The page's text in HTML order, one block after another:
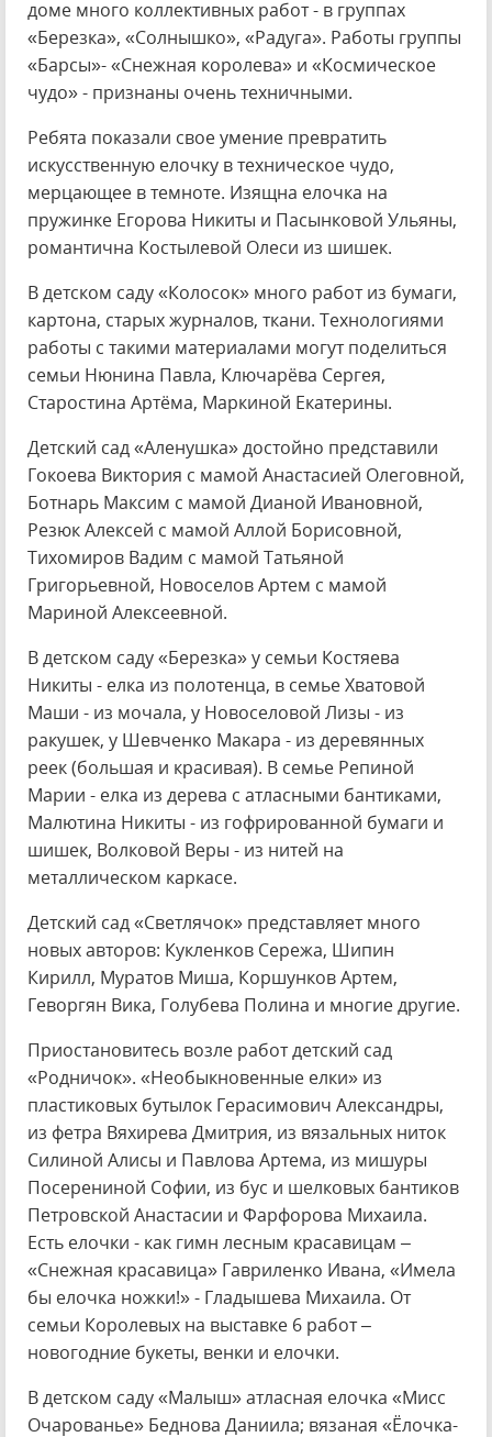
доме много коллективных работ - в группах
«Березка», «Солнышко», «Радуга». Работы группы
«Барсы»- «Снежная королева» и «Космическое
чудо» - признаны очень техничными.
Ребята показали свое умение превратить
искусственную елочку в техническое чудо,
мерцающее в темноте. Изящна елочка на
пружинке Егорова Никиты и Пасынковой Ульяны,
романтична Костылевой Олеси из шишек.
В детском саду «Колосок» много работ из бумаги,
картона, старых журналов, ткани. Технологиями
работы с такими материалами могут поделиться
семьи Нюнина Павла, Ключарёва Сергея,
Старостина Артёма, Маркиной Екатерины.
Детский сад «Аленушка» достойно представили
Гокоева Виктория с мамой Анастасией Олеговной,
Ботнарь Максим с мамой Дианой Ивановной,
Резюк Алексей с мамой Аллой Борисовной,
Тихомиров Вадим с мамой Татьяной
Григорьевной, Новоселов Артем с мамой
Мариной Алексеевной.
В детском саду «Березка» у семьи Костяева
Никиты - елка из полотенца, в семье Хватовой
Маши - из мочала, у Новоселовой Лизы - из
ракушек, у Шевченко Макара - из деревянных
реек (большая и красивая). В семье Репиной
Марии - елка из дерева с атласными бантиками,
Малютина Никиты - из гофрированной бумаги и
шишек, Волковой Веры - из нитей на
металлическом каркасе.
Детский сад «Светлячок» представляет много
новых авторов: Кукленков Сережа, Шипин
Кирилл, Муратов Миша, Коршунков Артем,
Геворгян Вика, Голубева Полина и многие другие.
Приостановитесь возле работ детский сад
«Родничок». «Необыкновенные елки» из
пластиковых бутылок Герасимович Александры,
из фетра Вяхирева Дмитрия, из вязальных ниток
Силиной Алисы и Павлова Артема, из мишуры
Посерениной Софии, из бус и шелковых бантиков
Петровской Анастасии и Фарфорова Михаила.
Есть елочки - как гимн лесным красавицам –
«Снежная красавица» Гавриленко Ивана, «Имела
бы елочка ножки!» - Гладышева Михаила. От
семьи Королевых на выставке 6 работ –
новогодние букеты, венки и елочки.
В детском саду «Малыш» атласная елочка «Мисс
Очарованье» Беднова Даниила; вязаная «Ёлочка-